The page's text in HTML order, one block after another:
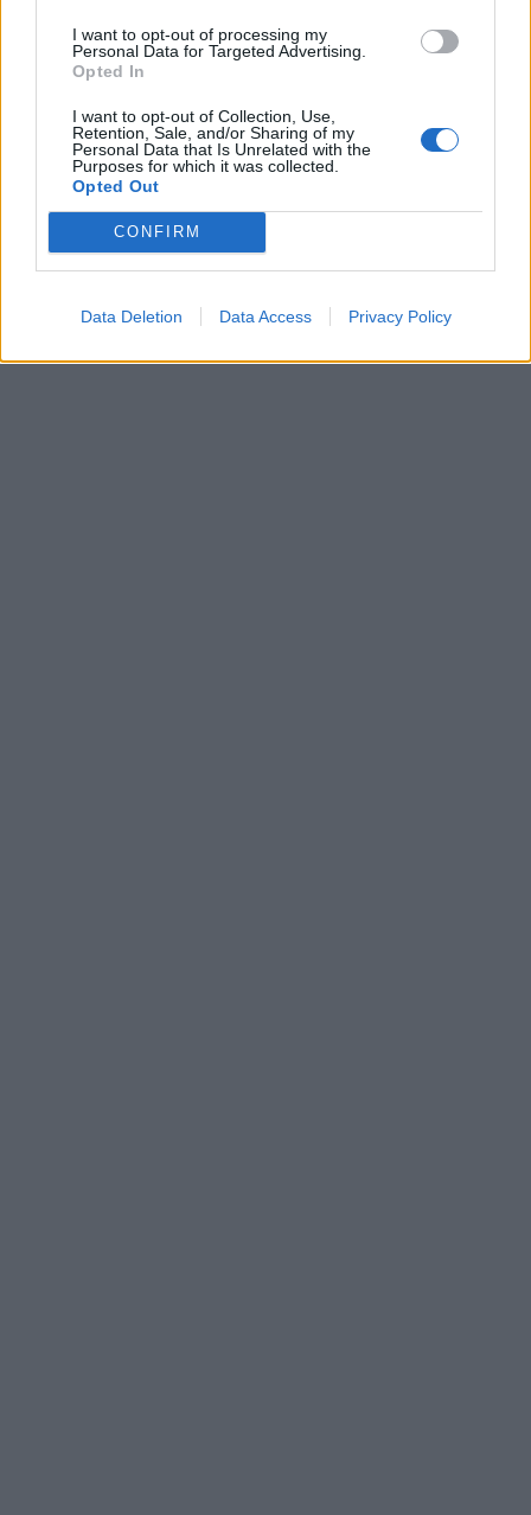
I want to opt-out of processing my
Personal Data for Targeted Advertising.
Opted In
I want to opt-out of Collection, Use,
Retention, Sale, and/or Sharing of my
Personal Data that Is Unrelated with the
Purposes for which it was collected.
Opted Out
CONFIRM
Data Deletion Data Access Privacy Policy